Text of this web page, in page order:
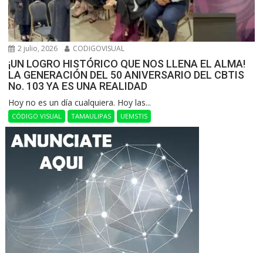
2 julio, 2026 CODIGOVISUAL
¡UN LOGRO HISTÓRICO QUE NOS LLENA EL ALMA!
LA GENERACIÓN DEL 50 ANIVERSARIO DEL CBTIS
No. 103 YA ES UNA REALIDAD
Hoy no es un día cualquiera. Hoy las...
CÓDIGO VISUAL TAMAULIPAS UEMSTIS